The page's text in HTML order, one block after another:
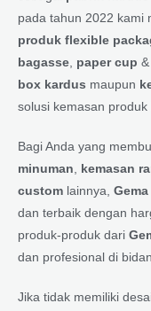
pada tahun 2022 kami
produk flexible
bagasse paper cup &
box kardus maupun
solusi kemasan produk
Bagi Anda yang
minuman
kemasan
custom lainnya,
dan terbaik dengan
produk-produk dari
dan profesional di
Jika tidak memiliki